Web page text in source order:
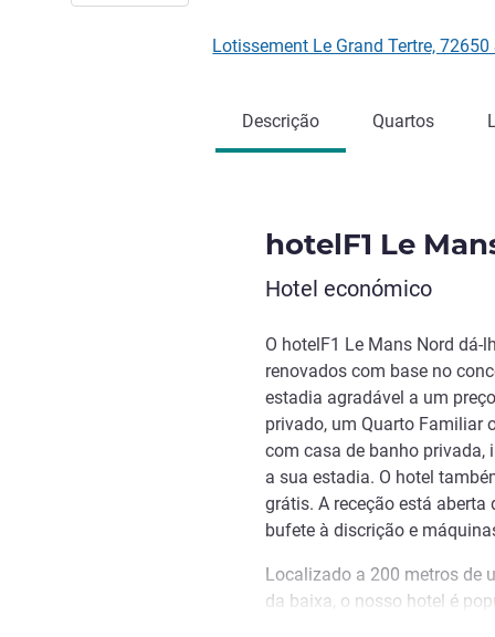
Lotissement Le Grand Tertre, 72650
Descrição Quartos
hotelF1 Le
Hotel económico
O hotelF1 Le Mans Nord dá-
renovados com base no
estadia agradável a um
privado, um Quarto Familiar
com casa de banho privada,
a sua estadia. O hotel
grátis. A receção está aberta
bufete à discrição e
Localizado a 200 metros de
da baixa, o nosso hotel é